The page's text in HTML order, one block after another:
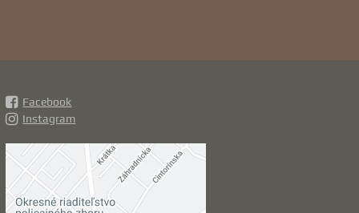
Facebook
Instagram
Externý obsah je
blokovaný Voľbami